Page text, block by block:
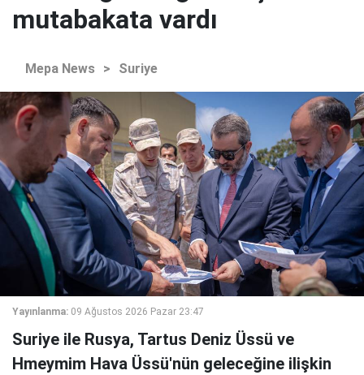
mutabakata vardı
Mepa News > Suriye
Yayınlanma: 09 Ağustos 2026 Pazar 23:47
Suriye ile Rusya, Tartus Deniz Üssü ve
Hmeymim Hava Üssü'nün geleceğine ilişkin